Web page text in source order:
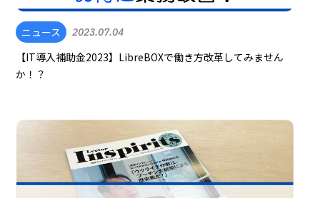
ニュース 2023.07.04
【IT導入補助金2023】LibreBOXで働き方改革してみません
か！？